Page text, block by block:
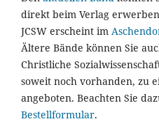
direkt beim Verlag
JCSW erscheint im
Ältere Bände können Sie
Christliche
soweit noch vorhanden, zu
angeboten. Beachten Sie
Bestellformular.